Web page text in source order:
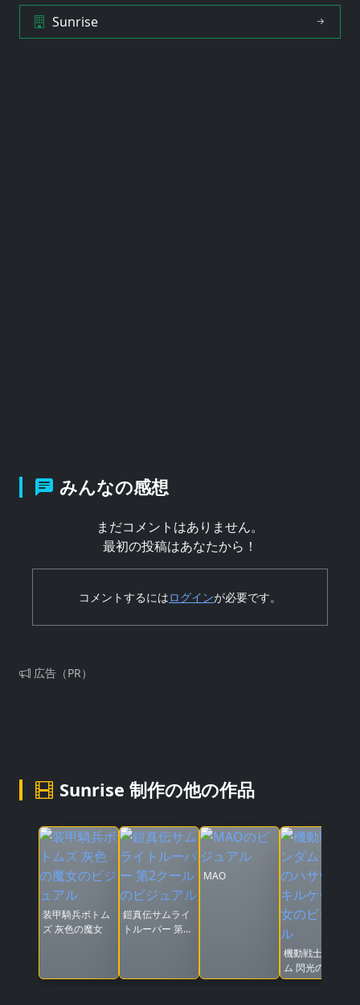
Sunrise
みんなの感想
まだコメントはありません。
最初の投稿はあなたから！
コメントするにはログインが必要です。
広告（PR）
Sunrise 制作の他の作品
装甲騎兵ボトム
ズ 灰色の魔女
鎧真伝サムライ
トルーパー 第2
MAO
機動戦士ガンダ
ム 閃光のハサウ
ェイ キルケーの